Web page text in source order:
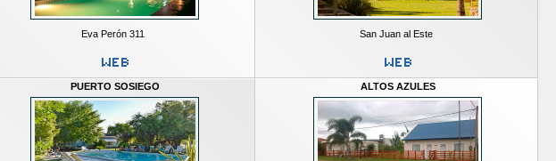
Eva Perón 311 San Juan al Este
PUERTO SOSIEGO ALTOS AZULES